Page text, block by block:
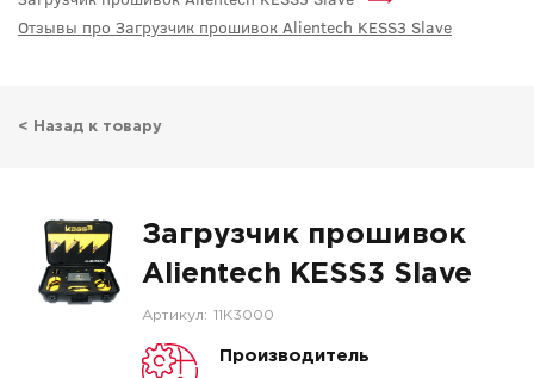
Отзывы про Загрузчик прошивок Alientech KESS3 Slave
< Назад к товару
Загрузчик прошивок
Alientech KESS3 Slave
Артикул: 11K3000
Производитель